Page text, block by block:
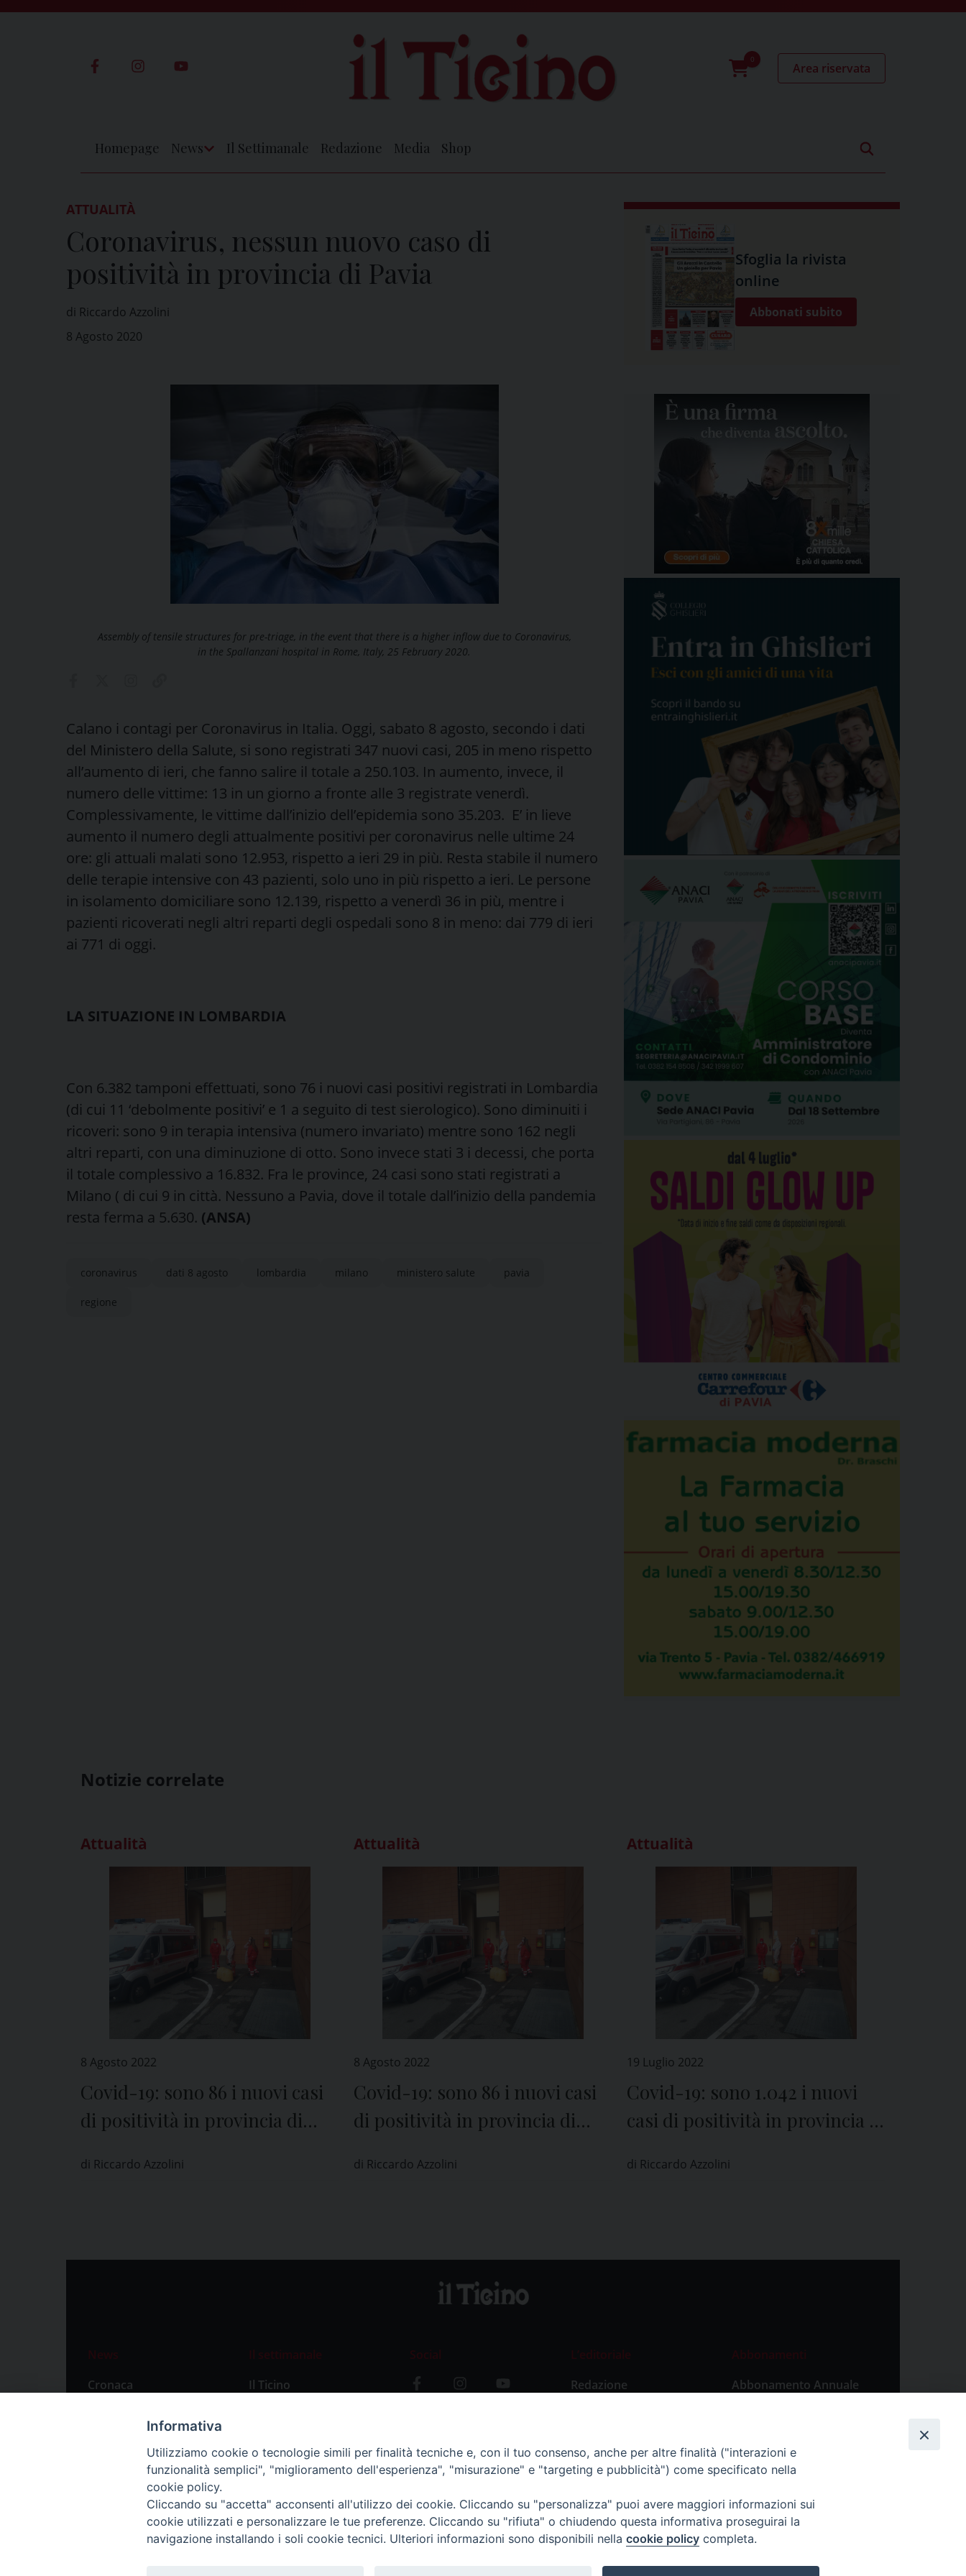
0
Area riservata
Homepage News Il Settimanale Redazione Media Shop
ATTUALITÀ
Coronavirus, nessun nuovo caso di
positività in provincia di Pavia
di Riccardo Azzolini
8 Agosto 2020
Assembly of tensile structures for pre-triage, in the event that there is a higher inflow due to Coronavirus,
in the Spallanzani hospital in Rome, Italy, 25 February 2020.
Calano i contagi per Coronavirus in Italia. Oggi, sabato 8 agosto, secondo i dati
del Ministero della Salute, si sono registrati 347 nuovi casi, 205 in meno rispetto
all’aumento di ieri, che fanno salire il totale a 250.103. In aumento, invece, il
numero delle vittime: 13 in un giorno a fronte alle 3 registrate venerdì.
Complessivamente, le vittime dall’inizio dell’epidemia sono 35.203. E’ in lieve
aumento il numero degli attualmente positivi per coronavirus nelle ultime 24
ore: gli attuali malati sono 12.953, rispetto a ieri 29 in più. Resta stabile il numero
delle terapie intensive con 43 pazienti, solo uno in più rispetto a ieri. Le persone
in isolamento domiciliare sono 12.139, rispetto a venerdì 36 in più, mentre i
pazienti ricoverati negli altri reparti degli ospedali sono 8 in meno: dai 779 di ieri
ai 771 di oggi.
LA SITUAZIONE IN LOMBARDIA
Con 6.382 tamponi effettuati, sono 76 i nuovi casi positivi registrati in Lombardia
(di cui 11 ‘debolmente positivi’ e 1 a seguito di test sierologico). Sono diminuiti i
ricoveri: sono 9 in terapia intensiva (numero invariato) mentre sono 162 negli
altri reparti, con una diminuzione di otto. Sono invece stati 3 i decessi, che porta
il totale complessivo a 16.832. Fra le province, 24 casi sono stati registrati a
Milano ( di cui 9 in città. Nessuno a Pavia, dove il totale dall’inizio della pandemia
resta ferma a 5.630. (ANSA)
coronavirus dati 8 agosto lombardia milano ministero salute pavia
regione
Sfoglia la rivista
online
Abbonati subito
Notizie correlate
Attualità
8 Agosto 2022
Covid-19: sono 86 i nuovi casi
di positività in provincia di
di Riccardo Azzolini
Attualità
8 Agosto 2022
Covid-19: sono 86 i nuovi casi
di positività in provincia di
di Riccardo Azzolini
Attualità
19 Luglio 2022
Covid-19: sono 1.042 i nuovi
casi di positività in provincia di
di Riccardo Azzolini
News
Cronaca
Primo Piano
Il settimanale
Il Ticino
Social
L’editoriale
Redazione
Abbonamenti
Abbonamento Annuale
Abbonamento Singola
Informativa
Utilizziamo cookie o tecnologie simili per finalità tecniche e, con il tuo consenso, anche per altre finalità ("interazioni e
funzionalità semplici", "miglioramento dell'esperienza", "misurazione" e "targeting e pubblicità") come specificato nella
cookie policy.
Cliccando su "accetta" acconsenti all'utilizzo dei cookie. Cliccando su "personalizza" puoi avere maggiori informazioni sui
cookie utilizzati e personalizzare le tue preferenze. Cliccando su "rifiuta" o chiudendo questa informativa proseguirai la
navigazione installando i soli cookie tecnici. Ulteriori informazioni sono disponibili nella cookie policy completa.